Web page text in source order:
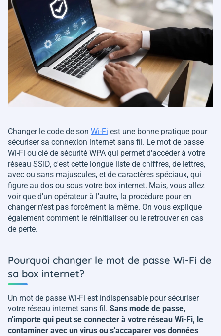
Changer le code de son Wi-Fi est une bonne pratique pour
sécuriser sa connexion internet sans fil. Le mot de passe
Wi-Fi ou clé de sécurité WPA qui permet d'accéder à votre
réseau SSID, c'est cette longue liste de chiffres, de lettres,
avec ou sans majuscules, et de caractères spéciaux, qui
figure au dos ou sous votre box internet. Mais, vous allez
voir que d'un opérateur à l'autre, la procédure pour en
changer n'est pas forcément la même. On vous explique
également comment le réinitialiser ou le retrouver en cas
de perte.
Pourquoi changer le mot de passe Wi-Fi de
sa box internet?
Un mot de passe Wi-Fi est indispensable pour sécuriser
votre réseau internet sans fil. Sans mode de passe,
n'importe qui peut se connecter à votre réseau Wi-Fi, le
contaminer avec un virus ou s'accaparer vos données